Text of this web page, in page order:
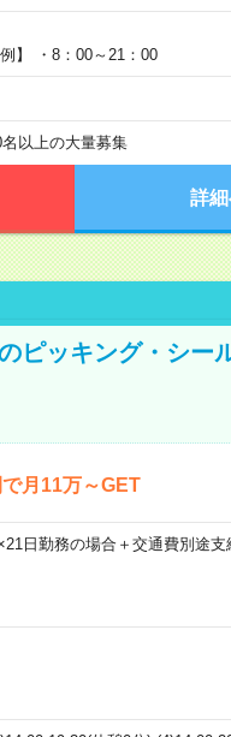
】 ・8：00～21：00
以上の大量募集
詳
ピッキング・シー
月11万～GET
日勤務の場合＋交通費別途支